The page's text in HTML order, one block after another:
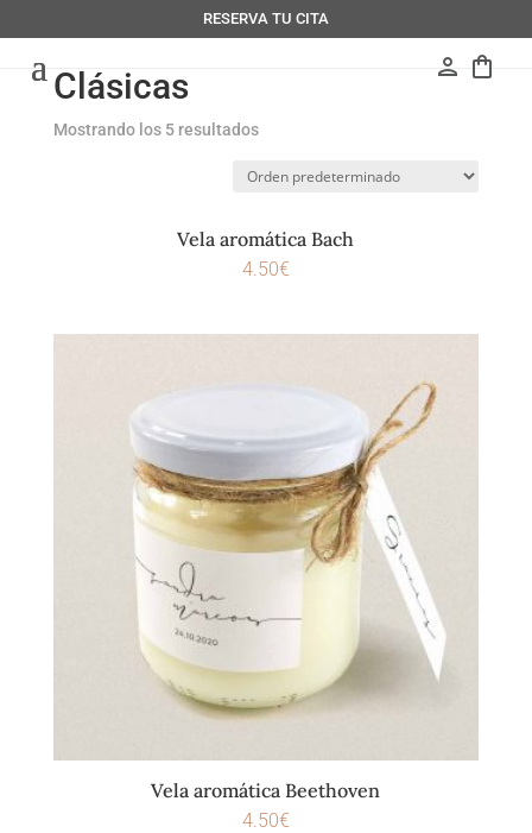
RESERVA TU CITA
person shopping_bag
Clásicas
Mostrando los 5 resultados
Vela aromática Bach
4.50€
Vela aromática Beethoven
4.50€